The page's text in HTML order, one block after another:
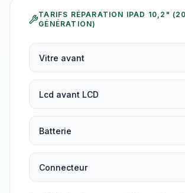
TARIFS RÉPARATION IPAD 10,2"
GÉNÉRATION)
Vitre avant
Lcd avant LCD
Batterie
Connecteur